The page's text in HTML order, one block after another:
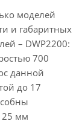
моделей
и габаритных
– DWP2200:
700
данной
до 17
25 мм